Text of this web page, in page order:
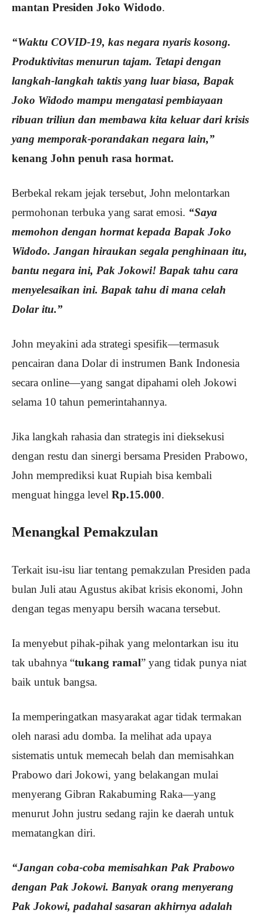
mantan Presiden Joko Widodo.
“Waktu COVID-19, kas negara nyaris kosong.
Produktivitas menurun tajam. Tetapi dengan
langkah-langkah taktis yang luar biasa, Bapak
Joko Widodo mampu mengatasi pembiayaan
ribuan triliun dan membawa kita keluar dari krisis
yang memporak-porandakan negara lain,”
kenang John penuh rasa hormat.
Berbekal rekam jejak tersebut, John melontarkan
permohonan terbuka yang sarat emosi. “Saya
memohon dengan hormat kepada Bapak Joko
Widodo. Jangan hiraukan segala penghinaan itu,
bantu negara ini, Pak Jokowi! Bapak tahu cara
menyelesaikan ini. Bapak tahu di mana celah
Dolar itu.”
John meyakini ada strategi spesifik—termasuk
pencairan dana Dolar di instrumen Bank Indonesia
secara online—yang sangat dipahami oleh Jokowi
selama 10 tahun pemerintahannya.
Jika langkah rahasia dan strategis ini dieksekusi
dengan restu dan sinergi bersama Presiden Prabowo,
John memprediksi kuat Rupiah bisa kembali
menguat hingga level Rp.15.000.
Menangkal Pemakzulan
Terkait isu-isu liar tentang pemakzulan Presiden pada
bulan Juli atau Agustus akibat krisis ekonomi, John
dengan tegas menyapu bersih wacana tersebut.
Ia menyebut pihak-pihak yang melontarkan isu itu
tak ubahnya “tukang ramal” yang tidak punya niat
baik untuk bangsa.
Ia memperingatkan masyarakat agar tidak termakan
oleh narasi adu domba. Ia melihat ada upaya
sistematis untuk memecah belah dan memisahkan
Prabowo dari Jokowi, yang belakangan mulai
menyerang Gibran Rakabuming Raka—yang
menurut John justru sedang rajin ke daerah untuk
mematangkan diri.
“Jangan coba-coba memisahkan Pak Prabowo
dengan Pak Jokowi. Banyak orang menyerang
Pak Jokowi, padahal sasaran akhirnya adalah